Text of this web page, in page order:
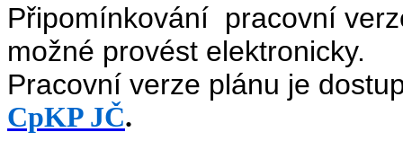
Připomínkování pracovní
možné provést elektronicky.
Pracovní verze plánu je
CpKP JČ.